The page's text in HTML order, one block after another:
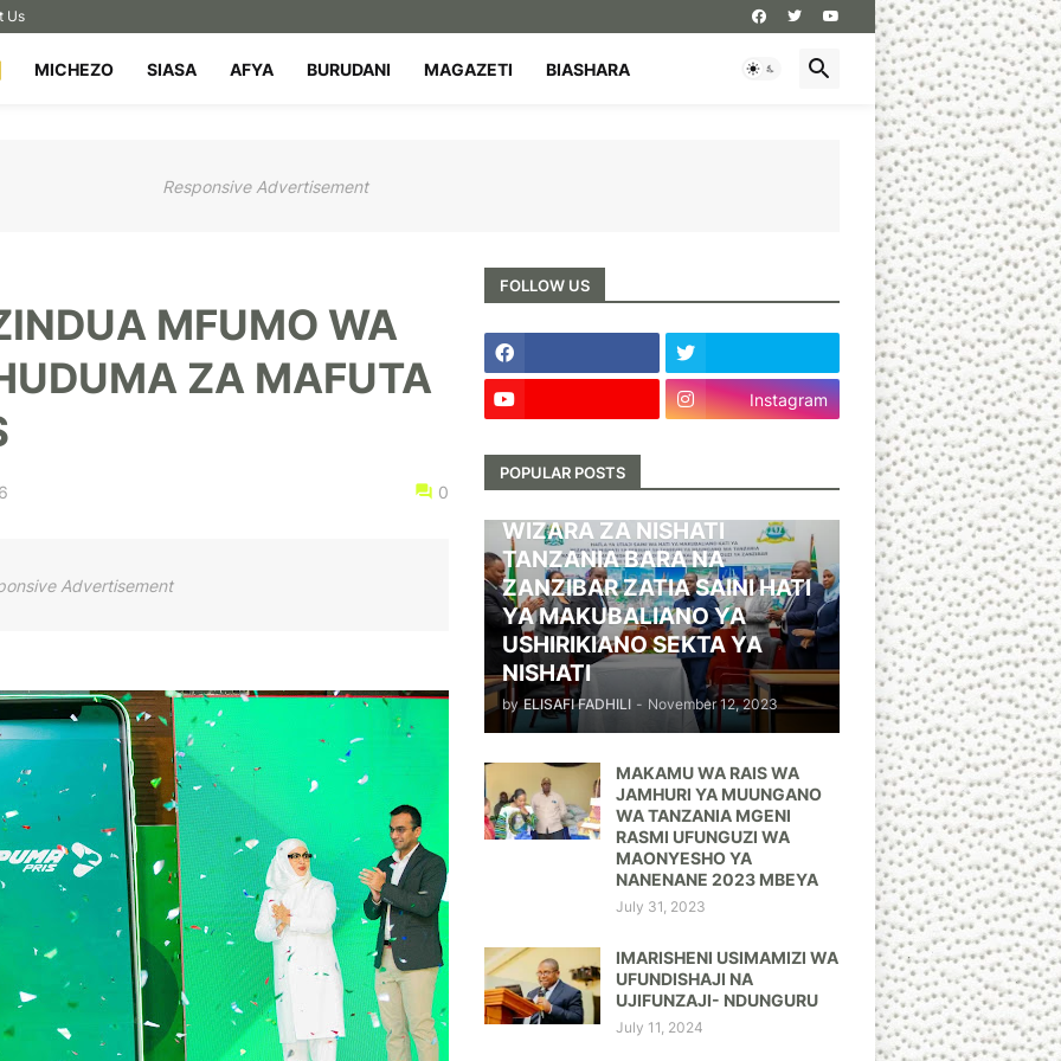
Us
MICHEZO SIASA AFYA BURUDANI MAGAZETI BIASHARA
Responsive Advertisement
MFUMO WA
ZA MAFUTA
0
Advertisement
FOLLOW US
Instagram
POPULAR POSTS
WIZARA ZA NISHATI
TANZANIA BARA NA
ZANZIBAR ZATIA SAINI HATI
YA MAKUBALIANO YA
USHIRIKIANO SEKTA YA
NISHATI
by ELISAFI FADHILI - November 12, 2023
MAKAMU WA RAIS WA
JAMHURI YA MUUNGANO
WA TANZANIA MGENI
RASMI UFUNGUZI WA
MAONYESHO YA
NANENANE 2023 MBEYA
July 31, 2023
IMARISHENI USIMAMIZI WA
UFUNDISHAJI NA
UJIFUNZAJI- NDUNGURU
July 11, 2024